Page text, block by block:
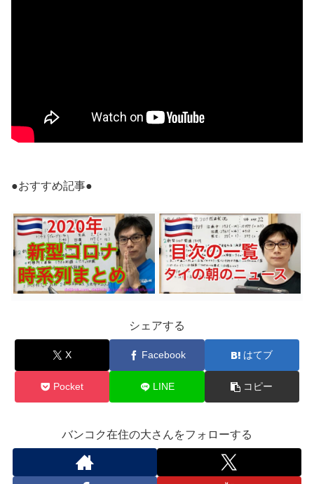
●おすすめ記事●
シェアする
X Facebook はてブ
Pocket LINE コピー
バンコク在住の大さんをフォローする